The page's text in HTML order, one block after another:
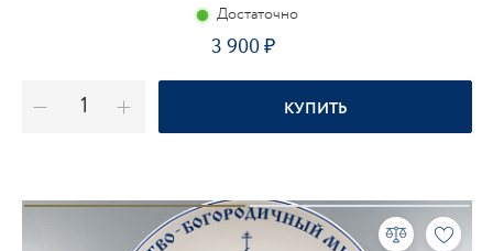
Достаточно
3 900
КУПИТЬ